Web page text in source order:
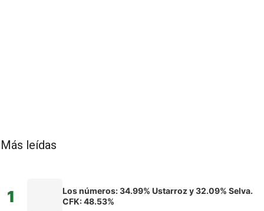
Más leídas
1
Los números: 34.99% Ustarroz y 32.09% Selva.
CFK: 48.53%